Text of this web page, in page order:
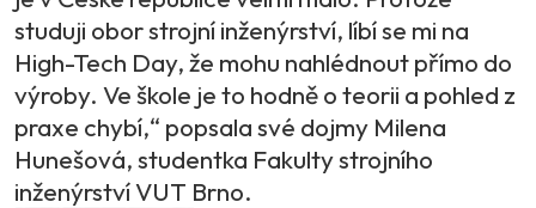
studuji obor strojní inženýrství, líbí se mi na
High-Tech Day, že mohu nahlédnout přímo do
výroby. Ve škole je to hodně o teorii a pohled z
praxe chybí,“ popsala své dojmy Milena
Hunešová, studentka Fakulty strojního
inženýrství VUT Brno.